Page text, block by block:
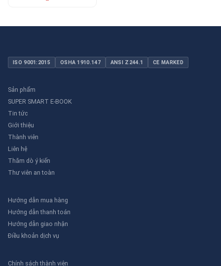
ISO 9001:2015 OSHA 1910.147 ANSI Z244.1 CE MARKED
Sản phẩm
SUPER SMART E-BOOK
Tin tức
Giới thiệu
Thành viên
Liên hệ
Thăm dò ý kiến
Thư viên an toàn
Hướng dẫn mua hàng
Hướng dẫn thanh toán
Hướng dẫn giao nhận
Điều khoản dịch vụ
Chính sách thành viên